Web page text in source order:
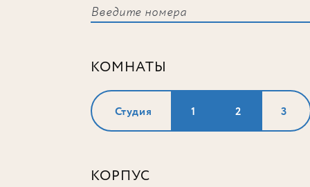
КОМНАТЫ
Студия 1 2 3
КОРПУС